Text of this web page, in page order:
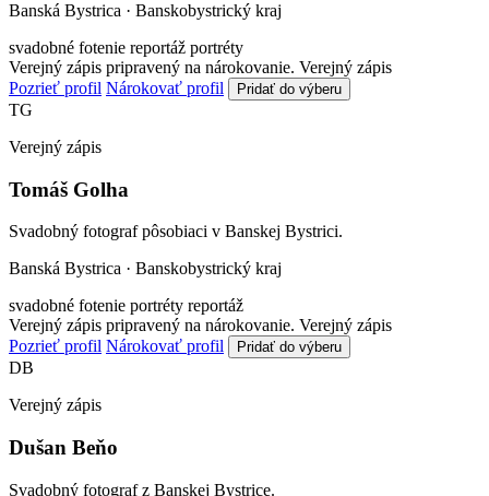
Banská Bystrica · Banskobystrický kraj
svadobné fotenie reportáž portréty
Verejný zápis pripravený na nárokovanie. Verejný zápis
Pozrieť profil Nárokovať profil Pridať do výberu
TG
Verejný zápis
Tomáš Golha
Svadobný fotograf pôsobiaci v Banskej Bystrici.
Banská Bystrica · Banskobystrický kraj
svadobné fotenie portréty reportáž
Verejný zápis pripravený na nárokovanie. Verejný zápis
Pozrieť profil Nárokovať profil Pridať do výberu
DB
Verejný zápis
Dušan Beňo
Svadobný fotograf z Banskej Bystrice.